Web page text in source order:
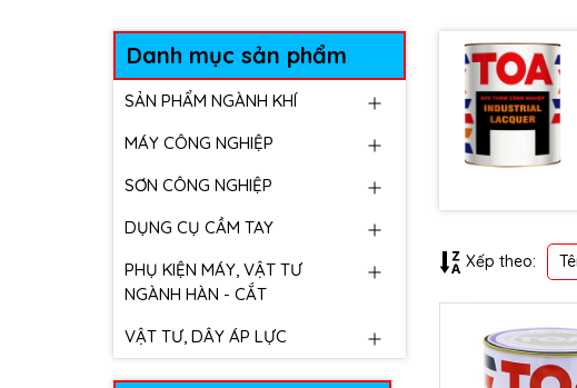
Danh mục sản phẩm
SẢN PHẨM NGÀNH KHÍ
MÁY CÔNG NGHIỆP
SƠN CÔNG NGHIỆP
DỤNG CỤ CẦM TAY
PHỤ KIỆN MÁY, VẬT TƯ
NGÀNH HÀN - CẮT
VẬT TƯ, DÂY ÁP LỰC
Xếp theo: